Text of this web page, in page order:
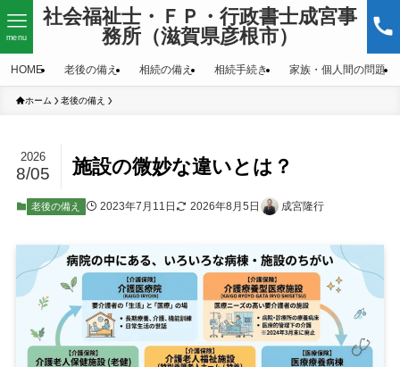
社会福祉士・ＦＰ・行政書士成宮事
務所（滋賀県彦根市）
menu
HOME 老後の備え 相続の備え 相続手続き 家族・個人間の問題
ホーム 老後の備え
施設の微妙な違いとは？
2026
8/05
老後の備え 2023年7月11日 2026年8月5日 成宮隆行